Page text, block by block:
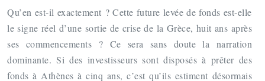
Qu’en est-il exactement ? Cette future levée de fonds est-elle
le signe réel d’une sortie de crise de la Grèce, huit ans après
ses commencements ? Ce sera sans doute la narration
dominante. Si des investisseurs sont disposés à prêter des
fonds à Athènes à cinq ans, c’est qu’ils estiment désormais